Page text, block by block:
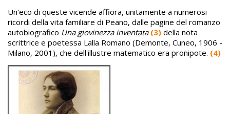
Un'eco di queste vicende affiora, unitamente a numerosi
ricordi della vita familiare di Peano, dalle pagine del romanzo
autobiografico Una giovinezza inventata (3) della nota
scrittrice e poetessa Lalla Romano (Demonte, Cuneo, 1906 -
Milano, 2001), che dell'illustre matematico era pronipote. (4)